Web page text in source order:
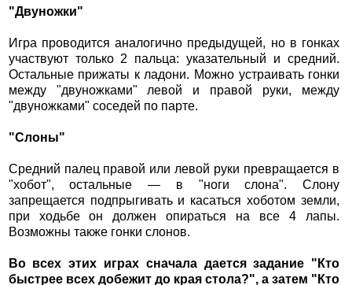
"Двуножки"
Игра проводится аналогично предыдущей, но в гонках
участвуют только 2 пальца: указательный и средний.
Остальные прижаты к ладони. Можно устраивать гонки
между "двуножками" левой и правой руки, между
"двуножками" соседей по парте.
"Слоны"
Средний палец правой или левой руки превращается в
"хобот", остальные — в "ноги слона". Слону
запрещается подпрыгивать и касаться хоботом земли,
при ходьбе он должен опираться на все 4 лапы.
Возможны также гонки слонов.
Во всех этих играх сначала дается задание "Кто
быстрее всех добежит до края стола?", а затем "Кто